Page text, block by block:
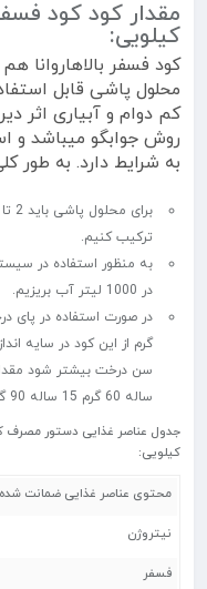
کیلویی:
کود فسفر
محلول پاشی قابل
کم دوام و آبیاری اثر
روش جوابگو میباشد و
به شرایط دارد. به طور
ترکیب کنیم.
در 1000 لیتر آب بریزیم.
گرم از این کود در سایه
ساله 60 گرم 15 ساله 90 گرم و.. باید استفاده کنیم.
کیلویی:
محتوی عناصر غذایی ضمانت شده
نیتروژن
فسفر